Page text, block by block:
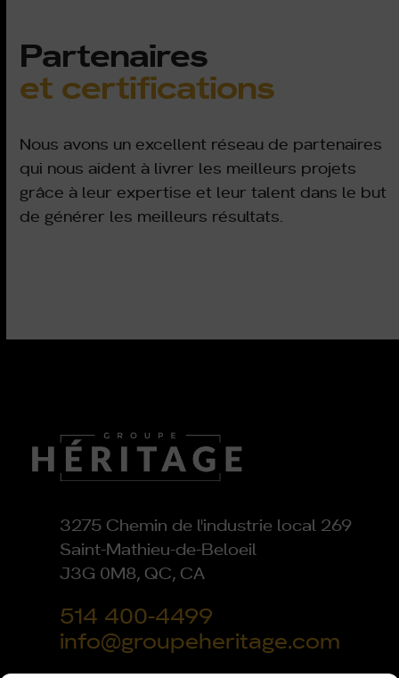
Partenaires
et certifications
Nous avons un excellent réseau de partenaires
qui nous aident à livrer les meilleurs projets
grâce à leur expertise et leur talent dans le but
de générer les meilleurs résultats.
3275 Chemin de l'industrie local 269
Saint-Mathieu-de-Beloeil
J3G 0M8, QC, CA
514 400-4499
info@groupeheritage.com